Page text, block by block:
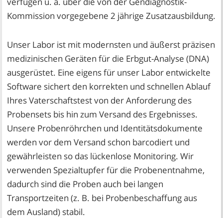
Kommission vorgegebene 2 jährige Zusatzausbildung.
Unser Labor ist mit modernsten und äußerst präzisen
medizinischen Geräten für die Erbgut-Analyse (DNA)
ausgerüstet. Eine eigens für unser Labor entwickelte
Software sichert den korrekten und schnellen Ablauf
Ihres Vaterschaftstest von der Anforderung des
Probensets bis hin zum Versand des Ergebnisses.
Unsere Probenröhrchen und Identitätsdokumente
werden vor dem Versand schon barcodiert und
gewährleisten so das lückenlose Monitoring. Wir
verwenden Spezialtupfer für die Probenentnahme,
dadurch sind die Proben auch bei langen
Transportzeiten (z. B. bei Probenbeschaffung aus
dem Ausland) stabil.